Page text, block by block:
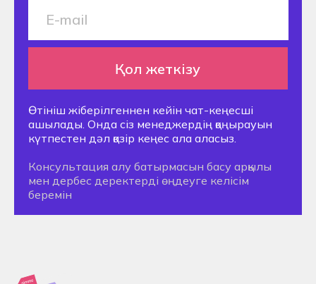
Мектепте оқып
жүргенде
Хекслет колледжі